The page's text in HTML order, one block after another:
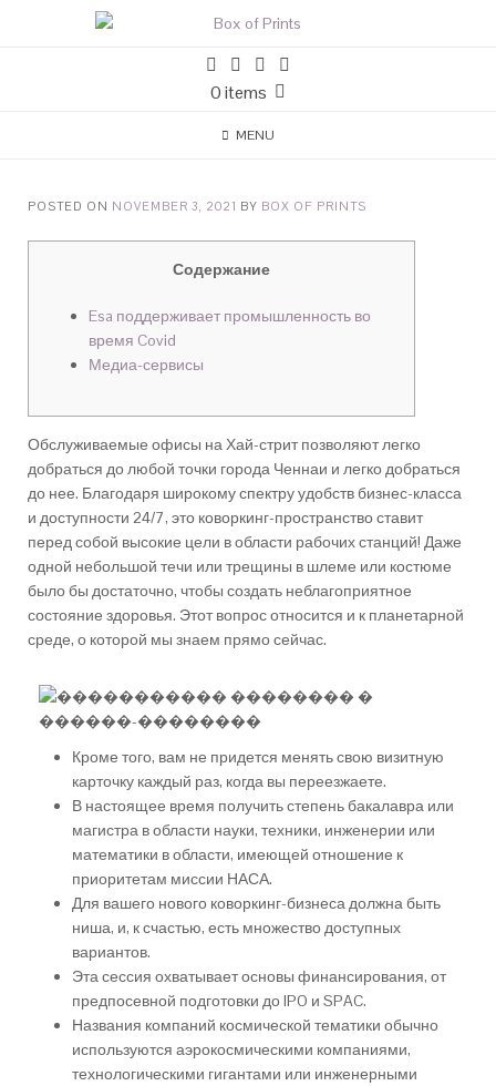
0 items
MENU
POSTED ON NOVEMBER 3, 2021 BY BOX OF PRINTS
Содержание
Esa поддерживает промышленность во
время Covid
Медиа-сервисы
Обслуживаемые офисы на Хай-стрит позволяют легко
добраться до любой точки города Ченнаи и легко добраться
до нее. Благодаря широкому спектру удобств бизнес-класса
и доступности 24/7, это коворкинг-пространство ставит
перед собой высокие цели в области рабочих станций! Даже
одной небольшой течи или трещины в шлеме или костюме
было бы достаточно, чтобы создать неблагоприятное
состояние здоровья. Этот вопрос относится и к планетарной
среде, о которой мы знаем прямо сейчас.
Кроме того, вам не придется менять свою визитную
карточку каждый раз, когда вы переезжаете.
В настоящее время получить степень бакалавра или
магистра в области науки, техники, инженерии или
математики в области, имеющей отношение к
приоритетам миссии НАСА.
Для вашего нового коворкинг-бизнеса должна быть
ниша, и, к счастью, есть множество доступных
вариантов.
Эта сессия охватывает основы финансирования, от
предпосевной подготовки до IPO и SPAC.
Названия компаний космической тематики обычно
используются аэрокосмическими компаниями,
технологическими гигантами или инженерными